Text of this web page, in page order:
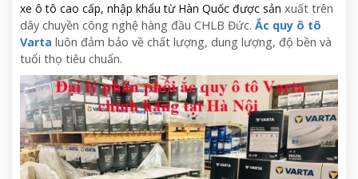
xe ô tô cao cấp, nhập khẩu từ Hàn Quốc được sản xuất trên
dây chuyền công nghệ hàng đầu CHLB Đức. Ắc quy ô tô
Varta luôn đảm bảo về chất lượng, dung lượng, độ bền và
tuổi thọ tiêu chuẩn.